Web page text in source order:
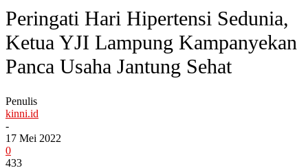
Peringati Hari Hipertensi Sedunia,
Ketua YJI Lampung Kampanyekan
Panca Usaha Jantung Sehat
Penulis
kinni.id
-
17 Mei 2022
0
433